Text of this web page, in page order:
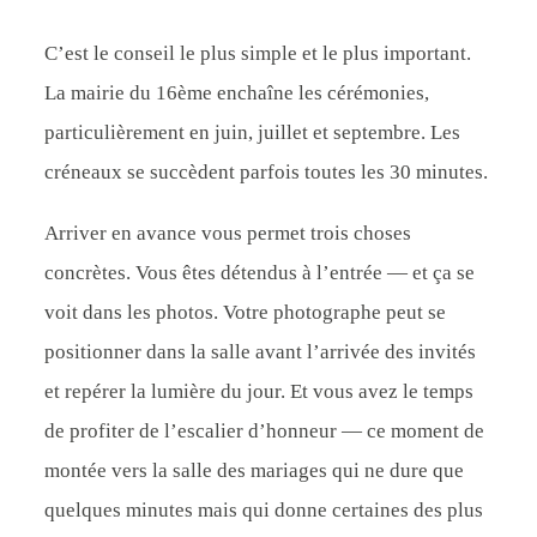
C’est le conseil le plus simple et le plus important.
La mairie du 16ème enchaîne les cérémonies,
particulièrement en juin, juillet et septembre. Les
créneaux se succèdent parfois toutes les 30 minutes.
Arriver en avance vous permet trois choses
concrètes. Vous êtes détendus à l’entrée — et ça se
voit dans les photos. Votre photographe peut se
positionner dans la salle avant l’arrivée des invités
et repérer la lumière du jour. Et vous avez le temps
de profiter de l’escalier d’honneur — ce moment de
montée vers la salle des mariages qui ne dure que
quelques minutes mais qui donne certaines des plus